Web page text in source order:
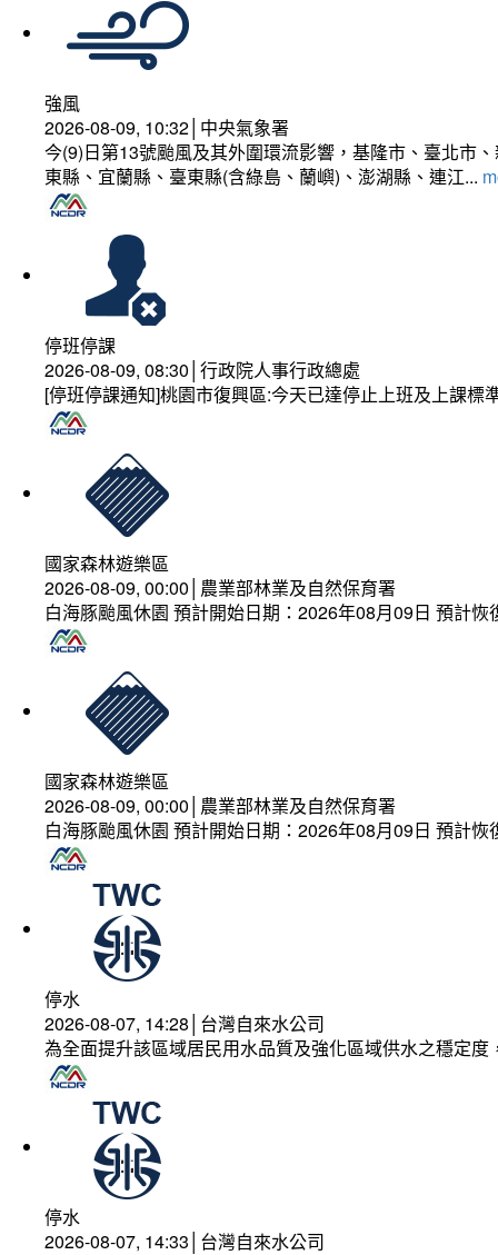
強風
2026-08-09, 10:32│中央氣象署
今(9)日第13號颱風及其外圍環流影響，基隆市、臺北市
東縣、宜蘭縣、臺東縣(含綠島、蘭嶼)、澎湖縣、連江...
停班停課
2026-08-09, 08:30│行政院人事行政總處
[停班停課通知]桃園市復興區:今天已達停止上班及上課
國家森林遊樂區
2026-08-09, 00:00│農業部林業及自然保育署
白海豚颱風休園 預計開始日期：2026年08月09日 預計
國家森林遊樂區
2026-08-09, 00:00│農業部林業及自然保育署
白海豚颱風休園 預計開始日期：2026年08月09日 預計
停水
2026-08-07, 14:28│台灣自來水公司
為全面提升該區域居民用水品質及強化區域供水之穩定
停水
2026-08-07, 14:33│台灣自來水公司